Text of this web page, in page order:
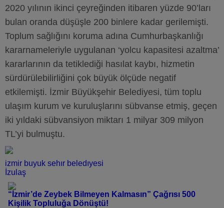
2020 yılının ikinci çeyreğinden itibaren yüzde 90’ları
bulan oranda düşüşle 200 binlere kadar gerilemişti.
Toplum sağlığını koruma adına Cumhurbaşkanlığı
kararnameleriyle uygulanan ‘yolcu kapasitesi azaltma’
kararlarının da tetiklediği hasılat kaybı, hizmetin
sürdürülebilirliğini çok büyük ölçüde negatif
etkilemişti. İzmir Büyükşehir Belediyesi, tüm toplu
ulaşım kurum ve kuruluşlarını sübvanse etmiş, geçen
iki yıldaki sübvansiyon miktarı 1 milyar 309 milyon
TL’yi bulmuştu.
izmir buyuk sehır beledıyesi
İzulaş
“İzmir’de Zeybek Bilmeyen Kalmasın” Çağrısı 500
Kişilik Topluluğa Dönüştü!